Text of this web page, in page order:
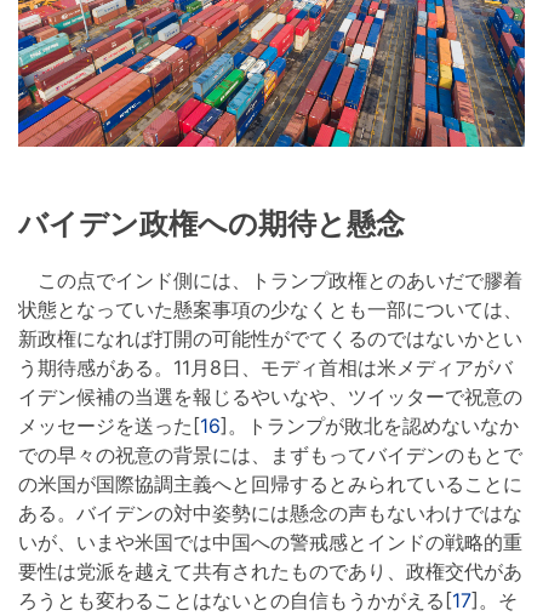
バイデン政権への期待と懸念
この点でインド側には、トランプ政権とのあいだで膠着
状態となっていた懸案事項の少なくとも一部については、
新政権になれば打開の可能性がでてくるのではないかとい
う期待感がある。11月8日、モディ首相は米メディアがバ
イデン候補の当選を報じるやいなや、ツイッターで祝意の
メッセージを送った[16]。トランプが敗北を認めないなか
での早々の祝意の背景には、まずもってバイデンのもとで
の米国が国際協調主義へと回帰するとみられていることに
ある。バイデンの対中姿勢には懸念の声もないわけではな
いが、いまや米国では中国への警戒感とインドの戦略的重
要性は党派を越えて共有されたものであり、政権交代があ
ろうとも変わることはないとの自信もうかがえる[17]。そ